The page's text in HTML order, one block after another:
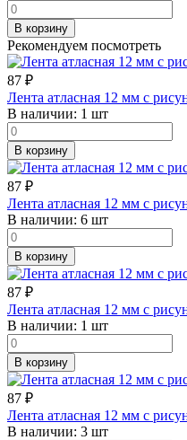
В корзину
Рекомендуем посмотреть
87 ₽
Лента атласная 12 мм с
В наличии: 1 шт
В корзину
87 ₽
Лента атласная 12 мм с
В наличии: 6 шт
В корзину
87 ₽
Лента атласная 12 мм с
В наличии: 1 шт
В корзину
87 ₽
Лента атласная 12 мм с
В наличии: 3 шт